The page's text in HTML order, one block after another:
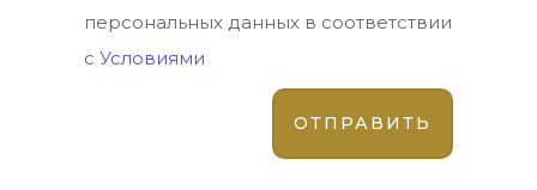
персональных данных в соответствии
с Условиями